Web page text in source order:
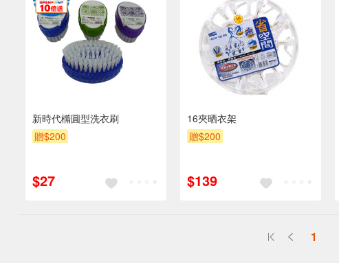
新時代橢圓型洗衣刷
贈$200
$27
16夾晒衣架
贈$200
$139
1